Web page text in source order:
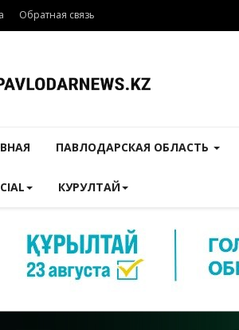
Обратная связь
ПАВЛОДАРСКАЯ ОБЛАСТЬ
КУРУЛТАЙ